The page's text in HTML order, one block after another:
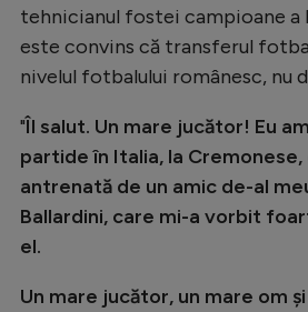
tehnicianul fostei campioane a
este convins că transferul
nivelul fotbalului românesc, nu
"Îl salut. Un mare jucător! Eu
partide în Italia, la Cremonese,
antrenată de un amic de-al
Ballardini, care mi-a vorbit
el.
Un mare jucător, un mare om